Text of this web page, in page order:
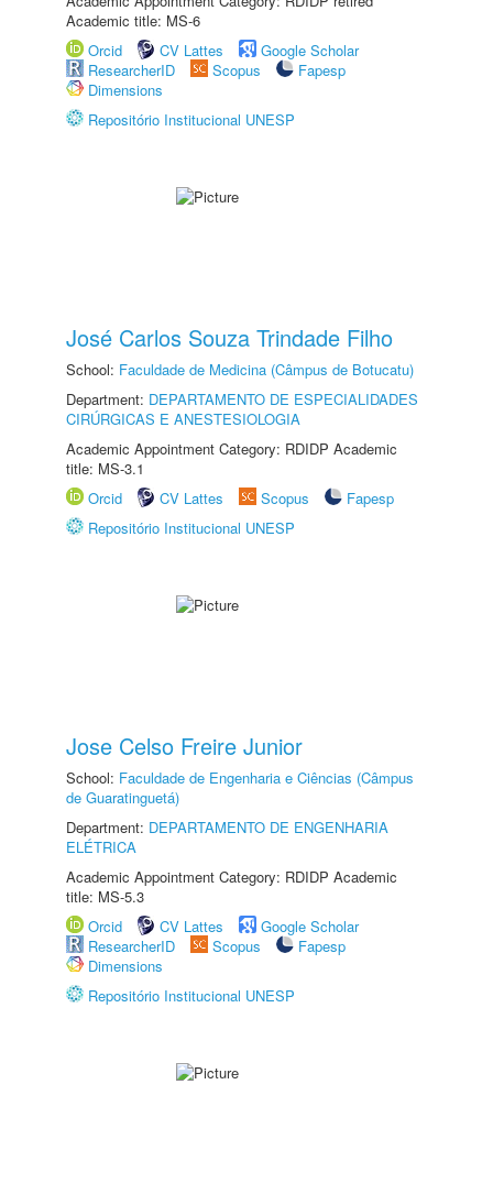
Academic title: MS-6
Orcid
CV Lattes
Google Scholar
ResearcherID
Scopus
Fapesp
Dimensions
Repositório Institucional UNESP
José Carlos Souza Trindade Filho
School: Faculdade de Medicina (Câmpus de Botucatu)
Department: DEPARTAMENTO DE ESPECIALIDADES
CIRÚRGICAS E ANESTESIOLOGIA
Academic Appointment Category: RDIDP Academic
title: MS-3.1
Orcid
CV Lattes Scopus
Fapesp
Repositório Institucional UNESP
Jose Celso Freire Junior
School: Faculdade de Engenharia e Ciências (Câmpus
de Guaratinguetá)
Department: DEPARTAMENTO DE ENGENHARIA
ELÉTRICA
Academic Appointment Category: RDIDP Academic
title: MS-5.3
Orcid
CV Lattes
Google Scholar
ResearcherID
Scopus
Fapesp
Dimensions
Repositório Institucional UNESP